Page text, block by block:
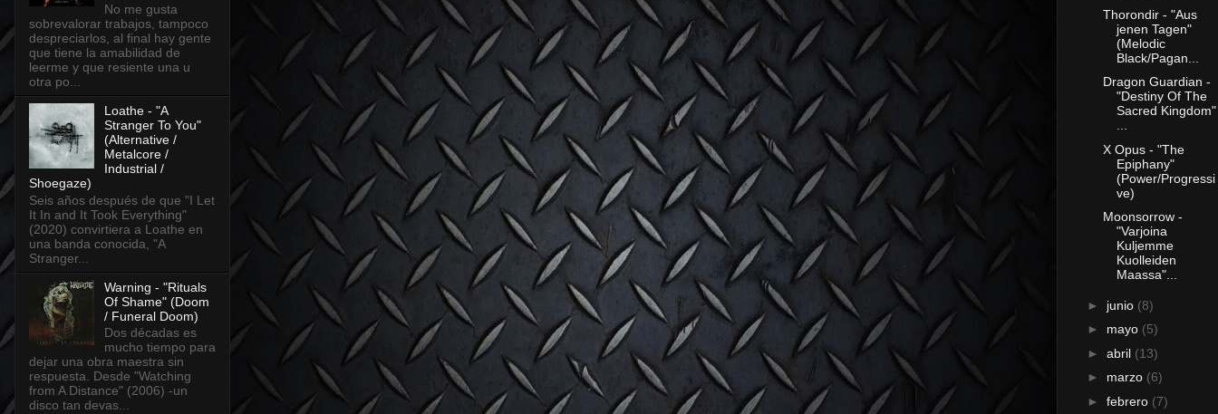
No me gusta
sobrevalorar trabajos, tampoco
despreciarlos, al final hay gente
que tiene la amabilidad de
leerme y que resiente una u
otra po...
Loathe - "A
Stranger To You"
(Alternative /
Metalcore /
Industrial /
Shoegaze)
Seis años después de que "I Let
It In and It Took Everything"
(2020) convirtiera a Loathe en
una banda conocida, "A
Stranger...
Warning - "Rituals
Of Shame" (Doom
/ Funeral Doom)
Dos décadas es
mucho tiempo para
dejar una obra maestra sin
respuesta. Desde "Watching
from A Distance" (2006) -un
disco tan devas...
Thorondir - "Aus
jenen Tagen"
(Melodic
Black/Pagan...
Dragon Guardian -
"Destiny Of The
Sacred Kingdom"
...
X Opus - "The
Epiphany"
(Power/Progressi
ve)
Moonsorrow -
"Varjoina
Kuljemme
Kuolleiden
Maassa"...
► junio (8)
► mayo (5)
► abril (13)
► marzo (6)
► febrero (7)